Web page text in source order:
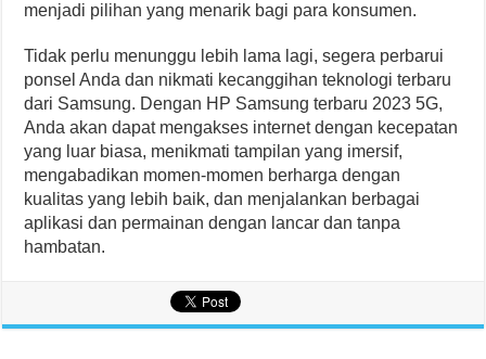
menjadi pilihan yang menarik bagi para konsumen.
Tidak perlu menunggu lebih lama lagi, segera perbarui
ponsel Anda dan nikmati kecanggihan teknologi terbaru
dari Samsung. Dengan HP Samsung terbaru 2023 5G,
Anda akan dapat mengakses internet dengan kecepatan
yang luar biasa, menikmati tampilan yang imersif,
mengabadikan momen-momen berharga dengan
kualitas yang lebih baik, dan menjalankan berbagai
aplikasi dan permainan dengan lancar dan tanpa
hambatan.